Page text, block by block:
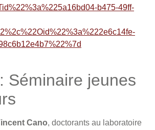
b475-49ff-
Séminaire jeunes
Cano, doctorants au laboratoire